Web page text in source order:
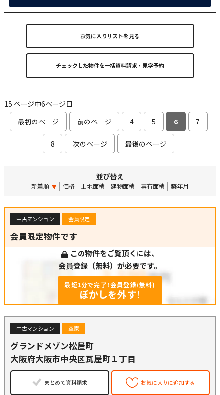
お気に入りリストを見る
15 ページ中6ページ目
最初のページ
前のページ 4 5 6 7
8 次のページ 最後のページ
並び替え
新着順 価格 土地面積 建物面積 専有面積 築年月
中古マンション 会員限定
会員限定物件です
この物件をご覧頂くには、
会員登録（無料）が必要です。
最短1分で完了！会員登録(無料)
ぼかしを外す！
中古マンション 空家
グランドメゾン松屋町
大阪府大阪市中央区瓦屋町１丁目
まとめて資料請求 お気に入りに追加する